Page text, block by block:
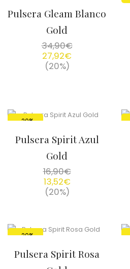
Pulsera Gleam Blanco
Gold
34,90€
27,92€
(20%)
-20%
Pulsera Spirit Azul
Gold
16,90€
13,52€
(20%)
-20%
Pulsera Spirit Rosa